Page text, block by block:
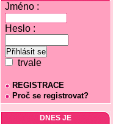
Jméno :
Heslo :
trvale
REGISTRACE
Proč se registrovat?
DNES JE